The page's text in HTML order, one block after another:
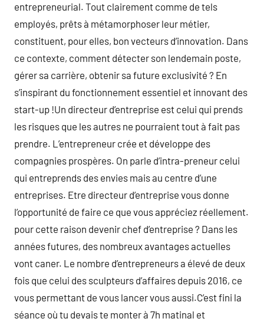
entrepreneurial. Tout clairement comme de tels
employés, prêts à métamorphoser leur métier,
constituent, pour elles, bon vecteurs d’innovation. Dans
ce contexte, comment détecter son lendemain poste,
gérer sa carrière, obtenir sa future exclusivité ? En
s’inspirant du fonctionnement essentiel et innovant des
start-up !Un directeur d’entreprise est celui qui prends
les risques que les autres ne pourraient tout à fait pas
prendre. L’entrepreneur crée et développe des
compagnies prospères. On parle d’intra-preneur celui
qui entreprends des envies mais au centre d’une
entreprises. Etre directeur d’entreprise vous donne
l’opportunité de faire ce que vous appréciez réellement.
pour cette raison devenir chef d’entreprise ? Dans les
années futures, des nombreux avantages actuelles
vont caner. Le nombre d’entrepreneurs a élevé de deux
fois que celui des sculpteurs d’affaires depuis 2016, ce
vous permettant de vous lancer vous aussi.C’est fini la
séance où tu devais te monter à 7h matinal et